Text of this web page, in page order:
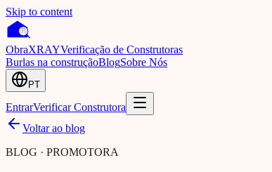
Skip to content
ObraXRAYVerificação de Construtoras
Burlas na construçãoBlogSobre Nós
PT
EntrarVerificar Construtora
Voltar ao blog
BLOG · PROMOTORA